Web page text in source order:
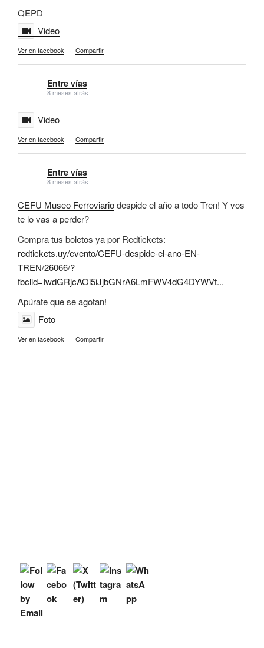
QEPD
Video
Ver en facebook · Compartir
Entre vías
8 meses atrás
Video
Ver en facebook · Compartir
Entre vías
8 meses atrás
CEFU Museo Ferroviariodespide el año a todo Tren! Y vos
te lo vas a perder?
Compra tus boletos ya por Redtickets:
redtickets.uy/evento/CEFU-despide-el-ano-EN-
TREN/26066/?
fbclid=IwdGRjcAOi5iJjbGNrA6LmFWV4dG4DYWVt...
Apúrate que se agotan!
Foto
Ver en facebook · Compartir